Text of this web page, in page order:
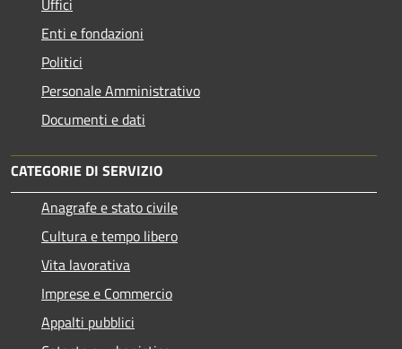
Enti e fondazioni
Politici
Personale Amministrativo
Documenti e dati
CATEGORIE DI SERVIZIO
Anagrafe e stato civile
Cultura e tempo libero
Vita lavorativa
Imprese e Commercio
Appalti pubblici